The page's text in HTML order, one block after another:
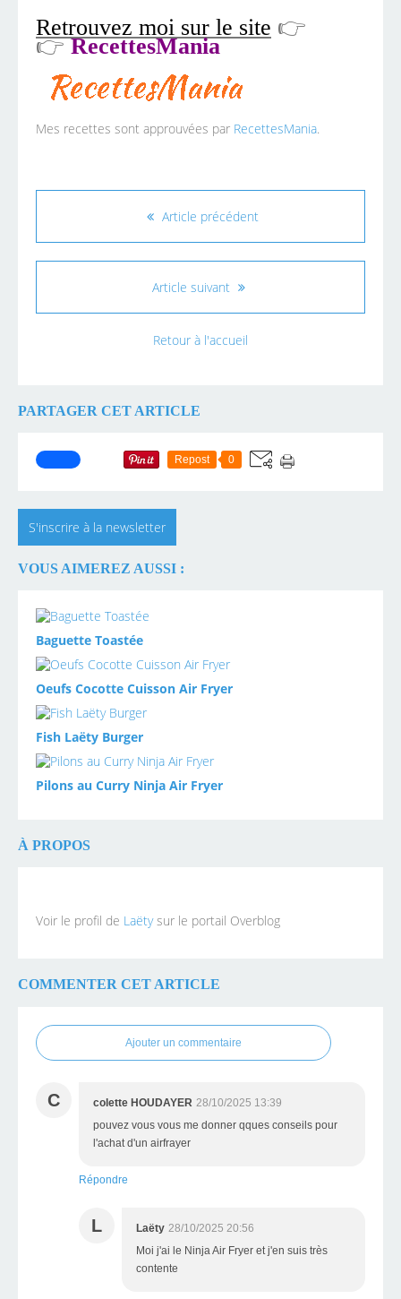
Retrouvez moi sur le site 👉
👉RecettesMania
Mes recettes sont approuvées par RecettesMania.
Article précédent
Article suivant
Retour à l'accueil
PARTAGER CET ARTICLE
Repost 0
S'inscrire à la newsletter
VOUS AIMEREZ AUSSI :
Baguette Toastée
Oeufs Cocotte Cuisson Air Fryer
Fish Laëty Burger
Pilons au Curry Ninja Air Fryer
À PROPOS
Voir le profil de Laëtysur le portail Overblog
COMMENTER CET ARTICLE
Ajouter un commentaire
C colette HOUDAYER 28/10/2025 13:39
pouvez vous vous me donner qques conseils pour
l'achat d'un airfrayer
Répondre
L Laëty 28/10/2025 20:56
Moi j'ai le Ninja Air Fryer et j'en suis très
contente